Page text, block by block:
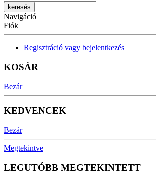
Navigáció
Fiók
Regisztráció vagy bejelentkezés
KOSÁR
Bezár
KEDVENCEK
Bezár
Megtekintve
LEGUTÓBB MEGTEKINTETT